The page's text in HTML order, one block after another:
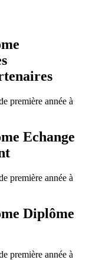
première année à
Echange
première année à
Diplôme
première année à